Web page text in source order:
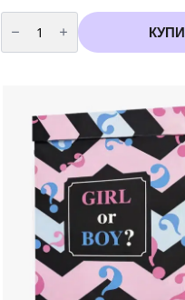
количество
за
Балони
за
броя)
КУПИ